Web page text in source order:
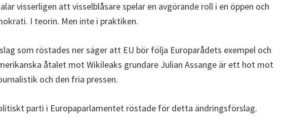
visserligen att visselblåsare spelar en avgörande roll i en öppen och
I teorin. Men inte i praktiken.
som röstades ner säger att EU bör följa Europarådets exempel och
åtalet mot Wikileaks grundare Julian Assange är ett hot mot
och den fria pressen.
parti i Europaparlamentet röstade för detta ändringsförslag.